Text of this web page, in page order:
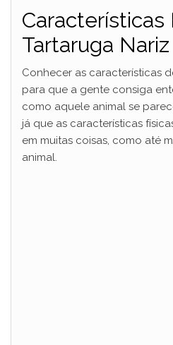
V
i
d
Características
Tartaruga
Conhecer as características
para que a gente consiga
como aquele animal se
já que as características
em muitas coisas, como até
animal.